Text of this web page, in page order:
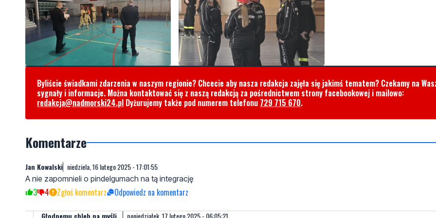
Byliście świadkami zdarzenia w naszym regionie? Chcecie aby nasza redakcja zajęła się jakimś tematem? Czekamy na
sygnały i informacje. Można kontaktować się z naszą redakcją za pośrednictwem strony facebookowej i mailowo:
redakcja@nadmorski24.pl Dyżurujemy także pod numerem telefonu 729 715 670.
Komentarze
Jan Kowalski niedziela, 16 lutego 2025 - 17:01:55
A nie zapomnieli o pindelgumach na tą integrację
3 4 Zgłoś komentarz Odpowiedz na komentarz
Głodnemu chleb na myśli... poniedziałek, 17 lutego 2025 - 06:05:21